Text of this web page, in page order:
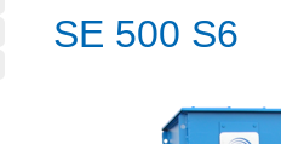
SE 500 S6